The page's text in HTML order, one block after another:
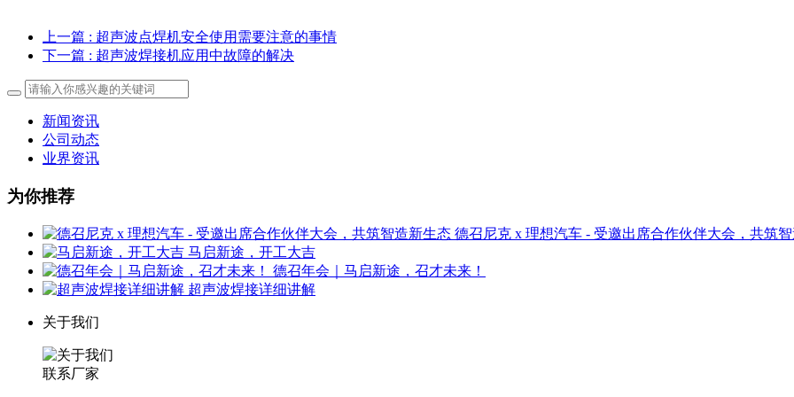
上一篇 : 超声波点焊机安全使用需要注意的事情
下一篇 : 超声波焊接机应用中故障的解决
新闻资讯
公司动态
业界资讯
为你推荐
德召尼克 x 理想汽车 - 受邀出席合作伙伴大会，共筑
马启新途，开工大吉
德召年会｜马启新途，召才未来！
超声波焊接详细讲解
关于我们
联系厂家